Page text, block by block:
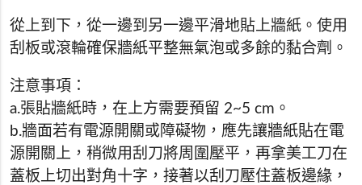
從上到下，從一邊到另一邊平滑地貼上牆紙。使用
刮板或滾輪確保牆紙平整無氣泡或多餘的黏合劑。
注意事項：
a.張貼牆紙時，在上方需要預留 2~5 cm。
b.牆面若有電源開關或障礙物，應先讓牆紙貼在電
源開關上，稍微用刮刀將周圍壓平，再拿美工刀在
蓋板上切出對角十字，接著以刮刀壓住蓋板邊緣，